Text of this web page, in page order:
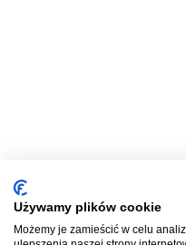
Używamy plików cookie
Możemy je zamieścić w celu